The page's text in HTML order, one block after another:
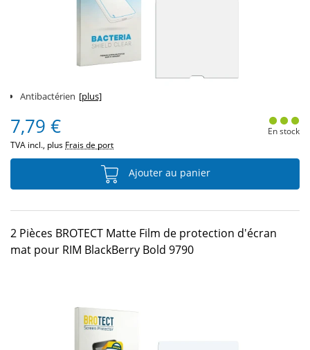
Antibactérien [plus]
7,79 €
TVA incl., plus Frais de port
En stock
Ajouter au panier
2 Pièces BROTECT Matte Film de protection d'écran
mat pour RIM BlackBerry Bold 9790